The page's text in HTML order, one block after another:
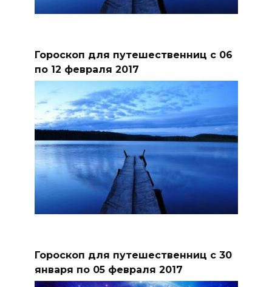
Гороскоп для путешественниц с 06
по 12 февраля 2017
Гороскоп для путешественниц с 30
января по 05 февраля 2017